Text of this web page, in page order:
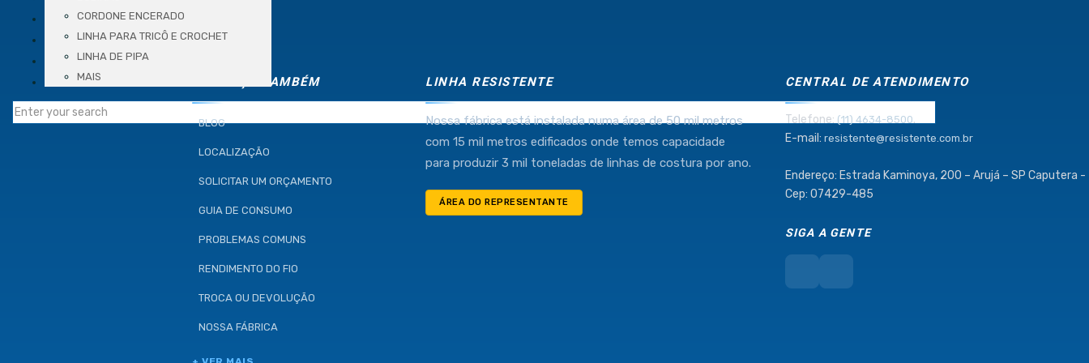
(11) 4634-8500
CORDONE ENCERADO
LINHA PARA TRICÔ E CROCHET
LINHA DE PIPA
MAIS
VÍDEOS
BLOG
LOCALIZAÇÃO
CONTATO
CONHEÇA TAMBÉM
BLOG
LOCALIZAÇÃO
SOLICITAR UM ORÇAMENTO
GUIA DE CONSUMO
PROBLEMAS COMUNS
RENDIMENTO DO FIO
TROCA OU DEVOLUÇÃO
NOSSA FÁBRICA
LINHA RESISTENTE
Nossa fábrica está instalada numa área de 50 mil metros
com 15 mil metros edificados onde temos capacidade
para produzir 3 mil toneladas de linhas de costura por ano.
ÁREA DO REPRESENTANTE
CENTRAL DE ATENDIMENTO
Telefone: (11) 4634-8500.
E-mail: resistente@resistente.com.br
Endereço: Estrada Kaminoya, 200 – Arujá – SP Caputera -
Cep: 07429-485
SIGA A GENTE